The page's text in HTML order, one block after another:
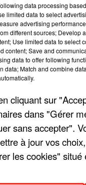
data processing
limited data to select
advertising
different sources;
Use limited data to select
content; Save and
data to offer following
data; Match and combine
cliquant sur
dans "Gérer
sans accepter".
à jour vos
les cookies" situé